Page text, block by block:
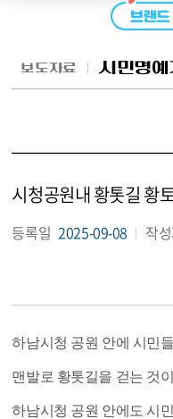
보도자료 시민명예
시청공원내 황톳길 황
등록일 2025-09-08 작
하남시청 공원 안에 시민
맨발로 황톳길을 걷는 것
하남시청 공원 안에도 시